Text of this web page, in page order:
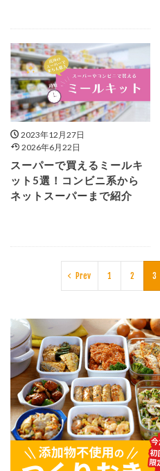
2023年12月27日
2026年6月22日
スーパーで買えるミールキ
ット5選！コンビニ系から
ネットスーパーまで紹介
Prev 1 2 3